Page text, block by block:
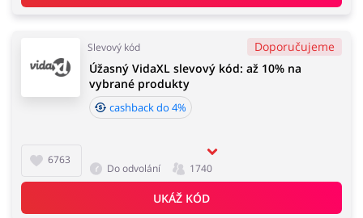
Slevový kód Doporučujeme
6763
Úžasný VidaXL slevový kód: až 10% na
vybrané produkty
cashback do 4%
Do odvolání 1740
UKÁŽ KÓD